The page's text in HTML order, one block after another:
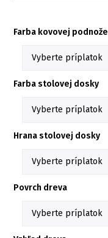
Farba kovovej podnože
Farba stolovej dosky
Hrana stolovej dosky
Povrch dreva